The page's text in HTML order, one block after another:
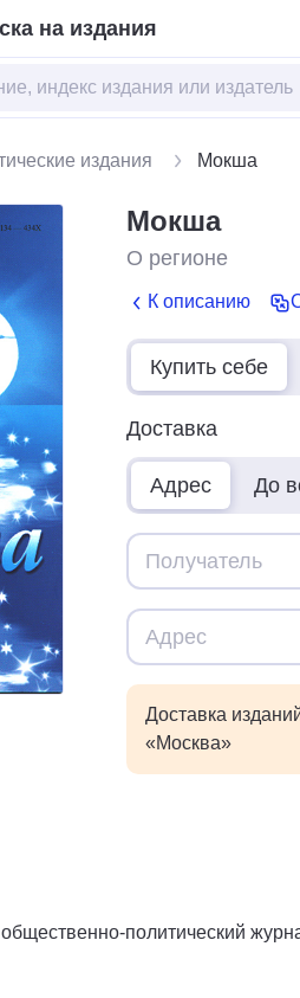
на издания
издания Мокша
Мокша
О регионе
К описанию
Купить себе
Доставка
Адрес До
Доставка
«Москва»
политический